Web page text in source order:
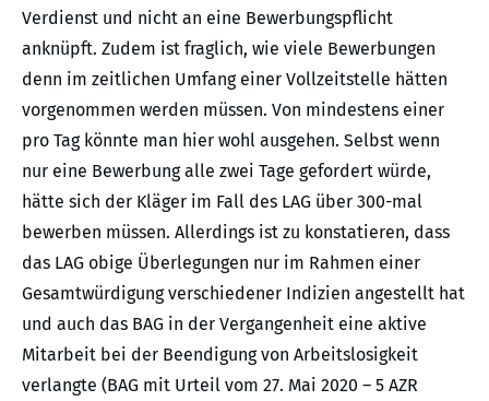
Verdienst und nicht an eine Bewerbungspflicht
anknüpft. Zudem ist fraglich, wie viele Bewerbungen
denn im zeitlichen Umfang einer Vollzeitstelle hätten
vorgenommen werden müssen. Von mindestens einer
pro Tag könnte man hier wohl ausgehen. Selbst wenn
nur eine Bewerbung alle zwei Tage gefordert würde,
hätte sich der Kläger im Fall des LAG über 300-mal
bewerben müssen. Allerdings ist zu konstatieren, dass
das LAG obige Überlegungen nur im Rahmen einer
Gesamtwürdigung verschiedener Indizien angestellt hat
und auch das BAG in der Vergangenheit eine aktive
Mitarbeit bei der Beendigung von Arbeitslosigkeit
verlangte (BAG mit Urteil vom 27. Mai 2020 – 5 AZR